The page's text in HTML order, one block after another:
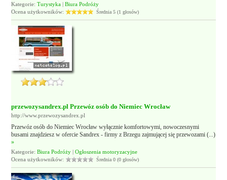
Kategorie:Turystyka |Biura Podróży
Ocena użytkowników:
Średnia 5 (1 głosów)
przewozysandrex.pl Przewóz osób do Niemiec Wrocław
http://www.przewozysandrex.pl
Przewóz osób do Niemiec Wrocław wyłącznie komfortowymi, nowoczesnymi
busami znajdziesz w ofercie Sandrex - firmy z Brzegu zajmującej się przewozami (...)
»
Kategorie:Biura Podróży |Ogłoszenia motoryzacyjne
Ocena użytkowników:
Średnia 0 (0 głosów)